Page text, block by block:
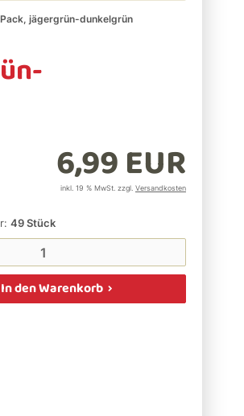
jägergrün-dunkelgrün
6,99 EUR
inkl. 19 % MwSt. zzgl. Versandkosten
49Stück
In den Warenkorb